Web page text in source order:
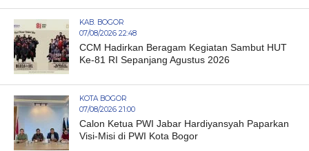
KAB. BOGOR
07/08/2026 22:48
CCM Hadirkan Beragam Kegiatan Sambut HUT
Ke-81 RI Sepanjang Agustus 2026
KOTA BOGOR
07/08/2026 21:00
Calon Ketua PWI Jabar Hardiyansyah Paparkan
Visi-Misi di PWI Kota Bogor